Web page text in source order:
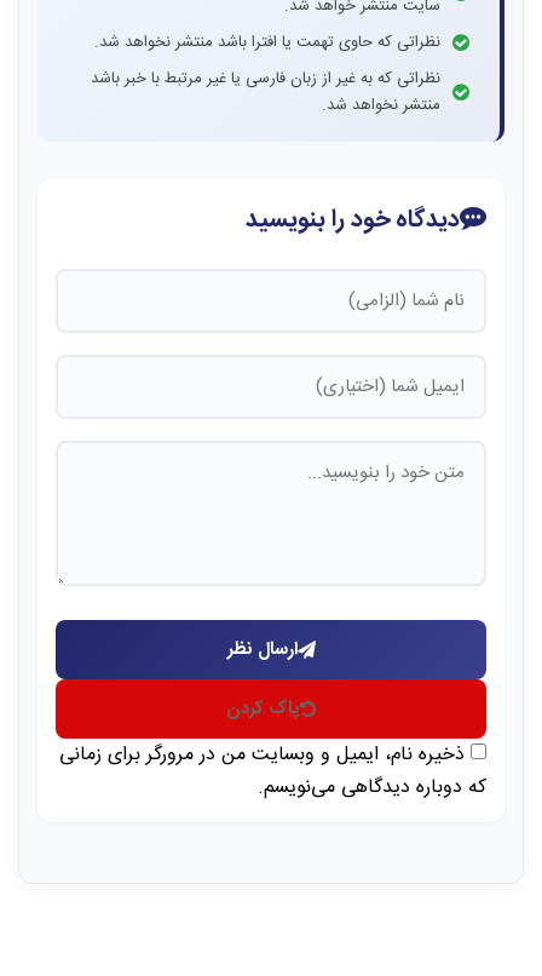
سایت منتشر خواهد شد.
نظراتی که حاوی تهمت یا افترا باشد منتشر نخواهد شد.
نظراتی که به غیر از زبان فارسی یا غیر مرتبط با خبر باشد
منتشر نخواهد شد.
دیدگاه خود را بنویسید
ارسال نظر
پاک کردن
ذخیره نام، ایمیل و وبسایت من در مرورگر برای زمانی
که دوباره دیدگاهی می‌نویسم.